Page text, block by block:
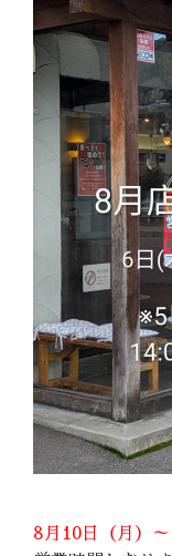
8月10日（月）～